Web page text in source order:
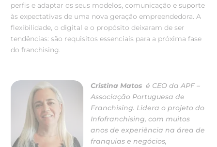
perfis e adaptar os seus modelos, comunicação e suporte
às expectativas de uma nova geração empreendedora. A
flexibilidade, o digital e o propósito deixaram de ser
tendências: são requisitos essenciais para a próxima fase
do franchising.
Cristina Matos é CEO da APF –
Associação Portuguesa de
Franchising. Lidera o projeto do
Infofranchising, com muitos
anos de experiência na área de
franquias e negócios,